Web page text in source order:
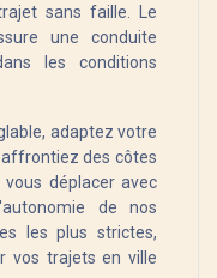
sans faille. Le
une conduite
les conditions
adaptez votre
des côtes
déplacer avec
de nos
les plus strictes,
vos trajets en ville